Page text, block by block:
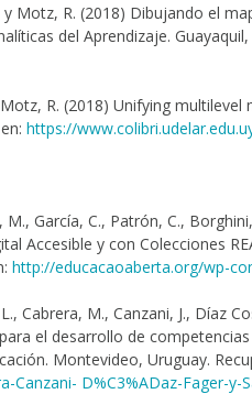
y Motz, R. (2018) Dibujando el
del Aprendizaje. Guayaquil,
Motz, R. (2018) Unifying
https://
García, C., Patrón, C.,
Accesible y con Colecciones
http://educacaoaberta.org/wp-
Cabrera, M., Canzani, J., Díaz
el desarrollo de
Montevideo, Uruguay.
Canzani- D%C3%ADaz-Fager-y-